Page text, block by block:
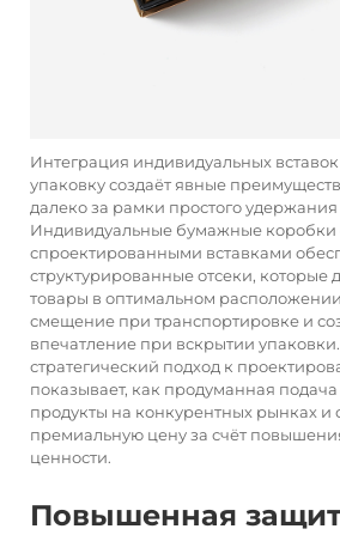
Интеграция индивидуальных
упаковку создаёт явные
далеко за рамки простого удержания
Индивидуальные бумажные коробки
спроектированными вставками
структурированные отсеки, которые
товары в оптимальном
смещение при транспортировке и
впечатление при вскрытии
стратегический подход к
показывает, как продуманная
продукты на конкурентных рынках и
премиальную цену за счёт
ценности.
Повышенная